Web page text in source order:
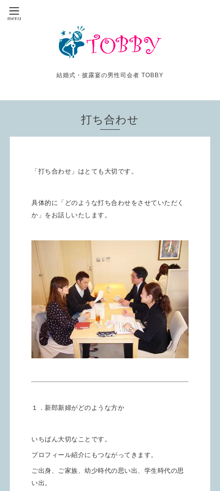
結婚式・披露宴の男性司会者 TOBBY
打ち合わせ
「打ち合わせ」はとても大切です。
具体的に「どのような打ち合わせをさせていただく
か」をお話しいたします。
１．新郎新婦がどのような方か
いちばん大切なことです。
プロフィール紹介にもつながってきます。
ご出身、ご家族、幼少時代の思い出、学生時代の思
い出。